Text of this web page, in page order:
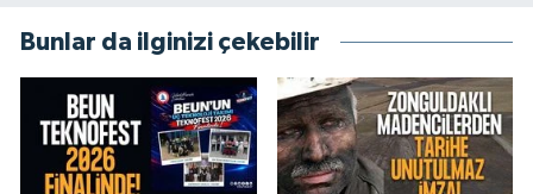
Bunlar da ilginizi çekebilir